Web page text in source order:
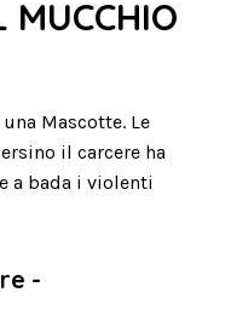
MUCCHIO
Mascotte. Le
il carcere ha
a bada i violenti
-